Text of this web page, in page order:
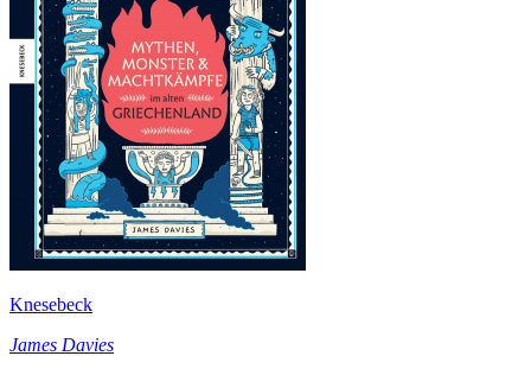
Knesebeck
James Davies